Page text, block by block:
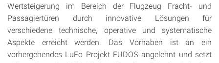
Wertsteigerung im Bereich der Flugzeug Fracht- und
Passagiertüren durch innovative Lösungen für
verschiedene technische, operative und systematische
Aspekte erreicht werden. Das Vorhaben ist an ein
vorhergehendes LuFo Projekt FUDOS angelehnt und setzt